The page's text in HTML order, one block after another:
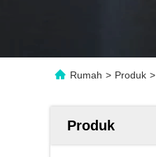
Rumah > Produk >
Produk